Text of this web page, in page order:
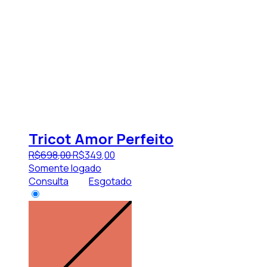
Tricot Amor Perfeito
R$698,00R$349,00
Somente logado
Consulta
Esgotado